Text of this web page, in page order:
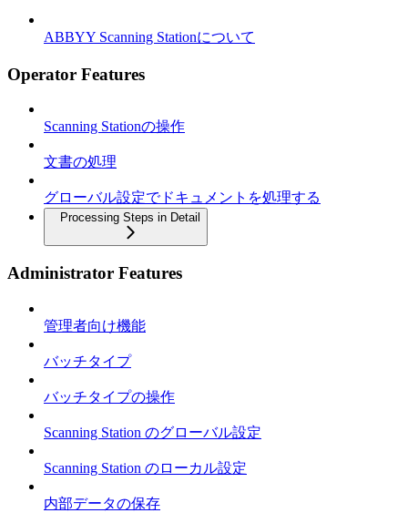
ABBYY Scanning Stationについて
Operator Features
Scanning Stationの操作
文書の処理
グローバル設定でドキュメントを処理する
Processing Steps in Detail
Administrator Features
管理者向け機能
バッチタイプ
バッチタイプの操作
Scanning Station のグローバル設定
Scanning Station のローカル設定
内部データの保存